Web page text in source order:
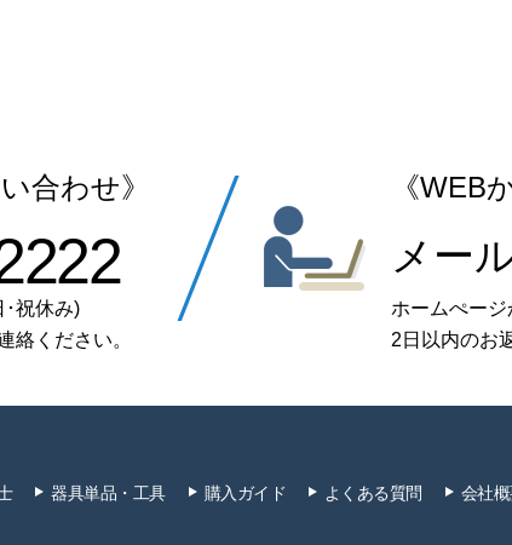
合わせ》
･祝休み)
絡ください。
《WEB
メー
ホームぺージ
2日以内のお
器具単品・工具 購入ガイド よくある質問 会社